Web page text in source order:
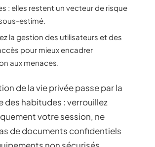
: elles restent un vecteur de risque
estimé.
la gestion des utilisateurs et des
pour mieux encadrer
aux menaces.
de la vie privée passe par la
des habitudes : verrouillez
votre session, ne
de documents confidentiels